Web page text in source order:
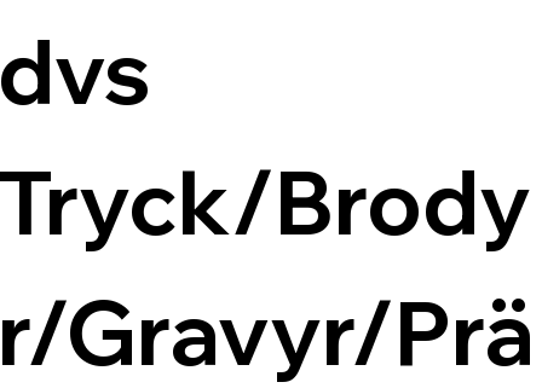
Brody
Gravyr/Prä